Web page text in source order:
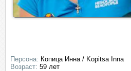
Персона: Копица Инна / Kopitsa Inna
Возраст: 59 лет